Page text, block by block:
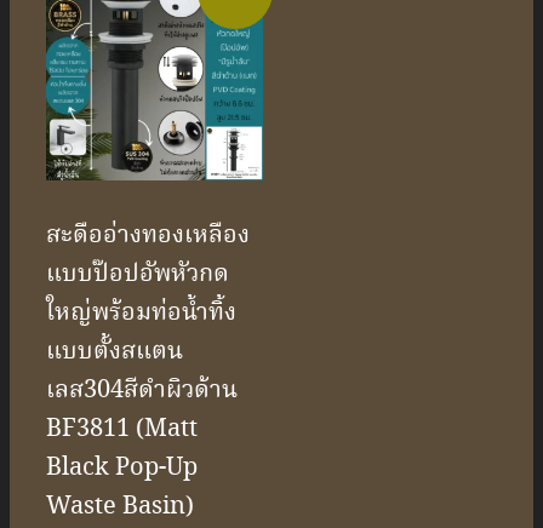
สะดืออ่างทองเหลือง
แบบป๊อปอัพหัวกด
ใหญ่พร้อมท่อน้ำทิ้ง
แบบตั้งสแตน
เลส304สีดำผิวด้าน
BF3811 (Matt
Black Pop-Up
Waste Basin)